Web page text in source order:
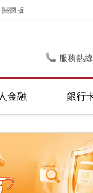
關懷版
服務熱
金融 銀行